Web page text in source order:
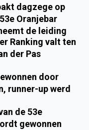
dagzege op
Oranjebar
de leiding
Ranking valt ten
der Pas
door
runner-up werd
de 53e
gewonnen